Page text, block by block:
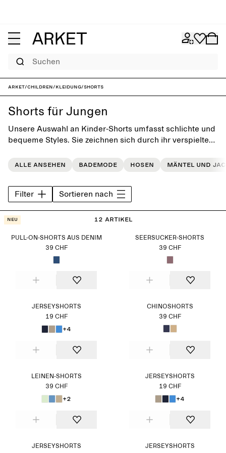
Suchen
ARKET/Children/Kleidung/Shorts
Shorts für Jungen
Unsere Auswahl an Kinder-Shorts umfasst schlichte und
bequeme Styles. Sie zeichnen sich durch ihr verspieltes,
sich leicht in die Garderobe der Kleinen ein.
Alle ansehen Bademode Hosen Mäntel und
Filter Sortieren nach
12 Artikel
Neu
PULL-ON-SHORTS AUS DENIM
39 CHF
SEERSUCKER-SHORTS
39 CHF
JERSEYSHORTS
19 CHF
+4
CHINOSHORTS
39 CHF
LEINEN-SHORTS
39 CHF
+2
JERSEYSHORTS
19 CHF
+4
JERSEYSHORTS
JERSEYSHORTS